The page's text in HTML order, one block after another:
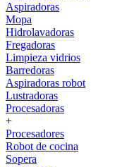
Aspiradoras
Mopa
Hidrolavadoras
Fregadoras
Limpieza vidrios
Barredoras
Aspiradoras robot
Lustradoras
Procesadoras
+
Procesadores
Robot de cocina
Sopera